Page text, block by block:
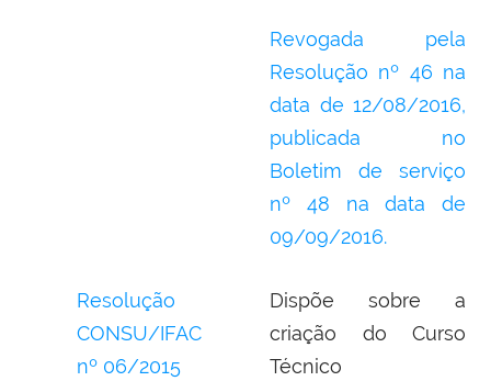
Revogada pela
Resolução nº 46 na
data de 12/08/2016,
publicada no
Boletim de serviço
nº 48 na data de
09/09/2016.
Resolução
CONSU/IFAC
nº 06/2015
Dispõe sobre a
criação do Curso
Técnico